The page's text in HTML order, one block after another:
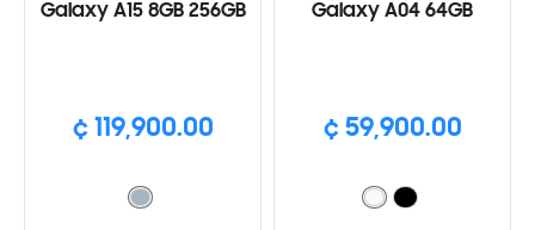
Galaxy A15 8GB 256GB
¢ 119,900.00
Galaxy A04 64GB
¢ 59,900.00